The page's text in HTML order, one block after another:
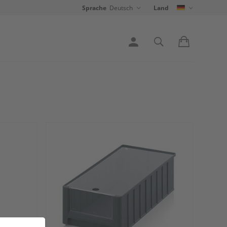
Sprache Deutsch Land